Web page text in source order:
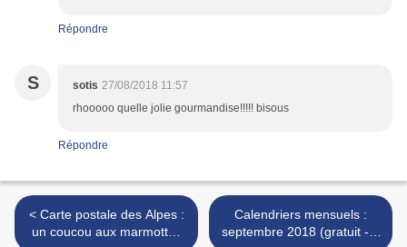
Répondre
S sotis 27/08/2018 11:57
rhooooo quelle jolie gourmandise!!!!! bisous
Répondre
< Carte postale des Alpes :
un coucou aux marmottes
Calendriers mensuels :
septembre 2018 (gratuit - à